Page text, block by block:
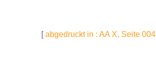
[abgedruckt in : AA X, Seite 004